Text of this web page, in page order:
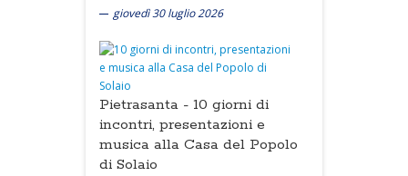
giovedì 30 luglio 2026
Pietrasanta - 10 giorni di
incontri, presentazioni e
musica alla Casa del Popolo
di Solaio